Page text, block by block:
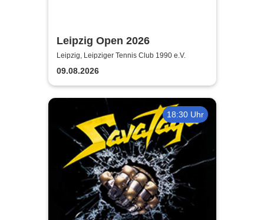
Leipzig Open 2026
Leipzig, Leipziger Tennis Club 1990 e.V.
09.08.2026
18:30 Uhr